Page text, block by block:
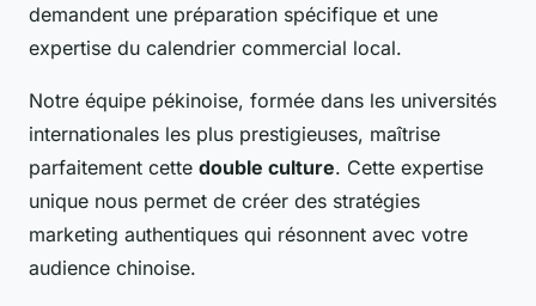
demandent une préparation spécifique et une
expertise du calendrier commercial local.
Notre équipe pékinoise, formée dans les universités
internationales les plus prestigieuses, maîtrise
parfaitement cette double culture. Cette expertise
unique nous permet de créer des stratégies
marketing authentiques qui résonnent avec votre
audience chinoise.